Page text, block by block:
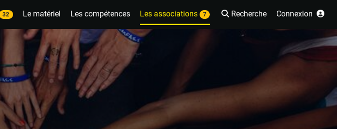
32 Le matériel Les compétences Les associations 7 Recherche Connexion